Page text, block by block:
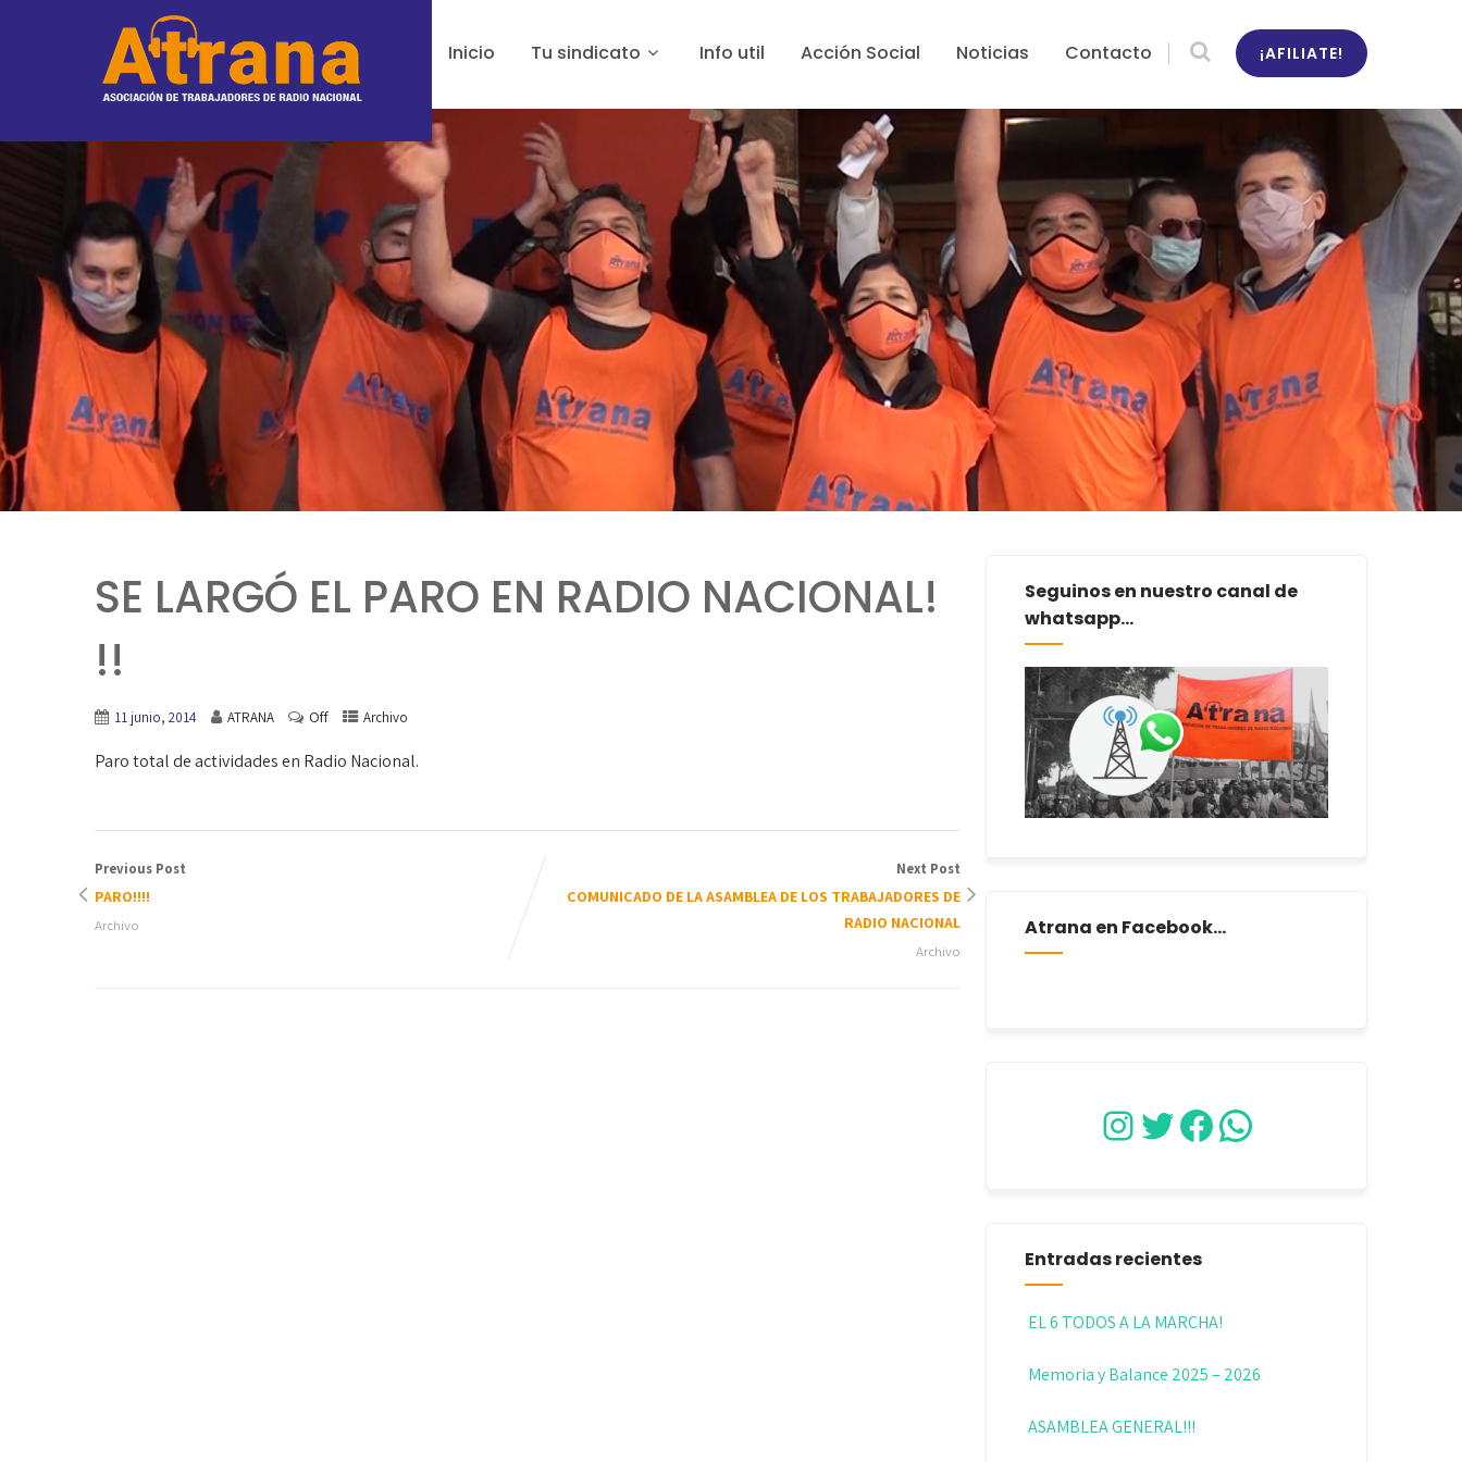
¡AFILIATE!
Inicio Tu sindicato Info util Acción Social Noticias Contacto
SE LARGÓ EL PARO EN RADIO NACIONAL!
!!
11 junio, 2014 ATRANA Off Archivo
Paro total de actividades en Radio Nacional.
Previous Post
PARO!!!!
Archivo
Next Post
COMUNICADO DE LA ASAMBLEA DE LOS TRABAJADORES DE
RADIO NACIONAL
Archivo
Seguinos en nuestro canal de
whatsapp...
Atrana en Facebook...
Instagram
Twitter
Facebook
WhatsApp
Entradas recientes
EL 6 TODOS A LA MARCHA!
Memoria y Balance 2025 – 2026
ASAMBLEA GENERAL!!!